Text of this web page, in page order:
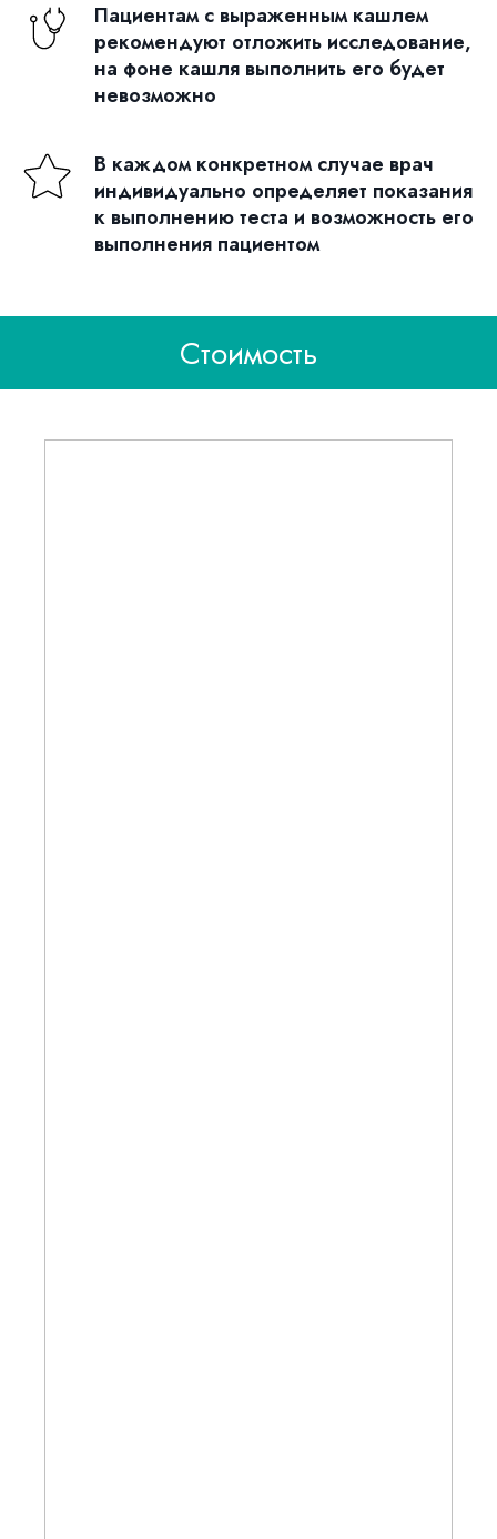
Пациентам с выраженным кашлем
рекомендуют отложить исследование,
на фоне кашля выполнить его будет
невозможно
В каждом конкретном случае врач
индивидуально определяет показания
к выполнению теста и возможность его
выполнения пациентом
Стоимость